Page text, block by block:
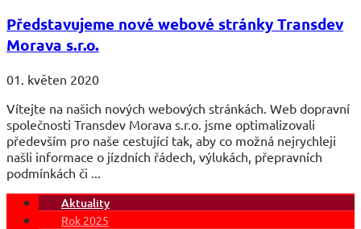
Představujeme nové webové stránky Transdev
Morava s.r.o.
01. květen 2020
Vítejte na našich nových webových stránkách. Web dopravní
společnosti Transdev Morava s.r.o. jsme optimalizovali
především pro naše cestující tak, aby co možná nejrychleji
našli informace o jízdních řádech, výlukách, přepravních
podmínkách či ...
Aktuality
Rok 2025